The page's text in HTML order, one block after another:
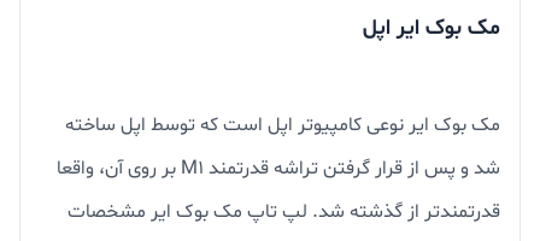
مک بوک ایر اپل
مک بوک ایر نوعی کامپیوتر اپل است که توسط اپل ساخته
شد و پس از قرار گرفتن تراشه قدرتمند M1 بر روی آن، واقعا
قدرتمندتر از گذشته شد. لپ تاپ مک بوک ایر مشخصات